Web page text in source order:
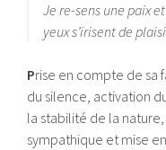
Je re-sens une paix
yeux s’irisent de
Prise en compte de sa
du silence, activation
la stabilité de la
sympathique et mise